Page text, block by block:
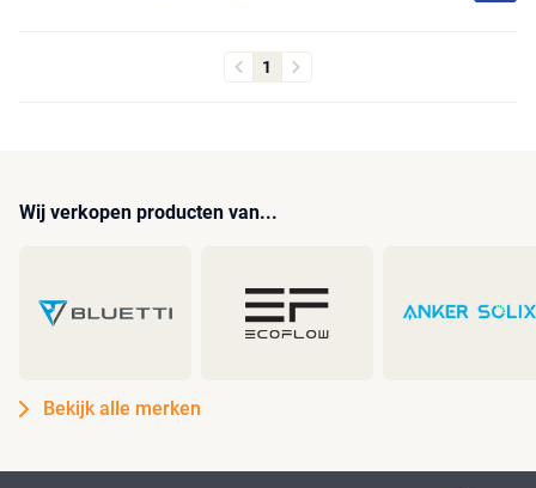
1
Wij verkopen producten van...
Bekijk alle merken